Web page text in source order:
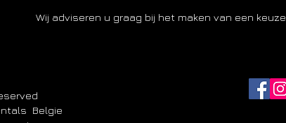
Wij adviseren u graag bij het maken van een keuze.
Belgie